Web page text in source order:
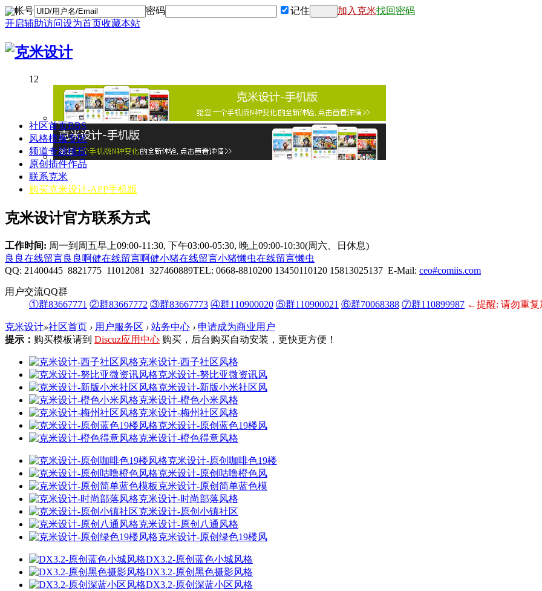
帐号 密码 记住 加入克米找回密码
开启辅助访问设为首页收藏本站
1 2
社区首页BBS
风格模板专区
频道专题模板
原创插件作品
联系克米
购买克米设计-APP手机版
克米设计官方联系方式
工作时间: 周一到周五早上09:00-11:30, 下午03:00-05:30, 晚上09:00-10:30(周六、日休息)
良良在线留言良良 啊健在线留言啊健小猪在线留言小猪懒虫在线留言懒虫
QQ: 21400445 8821775 11012081 327460889TEL: 0668-8810200 13450110120 15813025137 E-Mail: ceo#comiis.com
用户交流QQ群
①群83667771 ②群83667772 ③群83667773 ④群110900020 ⑤群110900021 ⑥群70068388 ⑦群110899987 ←提醒: 请勿重复
克米设计»社区首页 › 用户服务区 › 站务中心 › 申请成为商业用户
提示： 购买模板请到 Discuz应用中心 购买，后台购买自动安装，更快更方便！
克米设计-西子社区风格
克米设计-努比亚微资讯风
克米设计-新版小米社区风
克米设计-橙色小米风格
克米设计-梅州社区风格
克米设计-原创蓝色19楼风
克米设计-橙色得意风格
克米设计-原创咖啡色19楼
克米设计-原创咕噜橙色风
克米设计-原创简单蓝色模
克米设计-时尚部落风格
克米设计-原创小镇社区
克米设计-原创八通风格
克米设计-原创绿色19楼风
DX3.2-原创蓝色小城风格
DX3.2-原创黑色摄影风格
DX3.2-原创深蓝小区风格